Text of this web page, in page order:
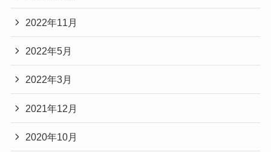
2022年11月
2022年5月
2022年3月
2021年12月
2020年10月